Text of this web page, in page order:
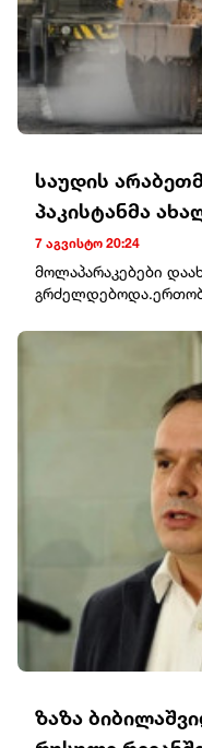
საუდის
პაკისტანმა
შექმნეს
7 აგვისტო 20:24
მოლაპარაკებები
გაძლიერება და
სამხედრო
განახორციელებენ
შეთანხმება არ
კონკრეტული
თავდაცვითი
მონაწილეებსა და
უმსხვილეს
სიდიდით მეორე
სამყაროში
ზაზა